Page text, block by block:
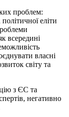
проблем:
еліти
всередині
власні
світу та
з ЄС та
негативно